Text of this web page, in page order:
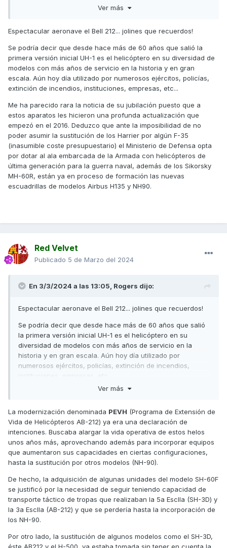
Ver más
Espectacular aeronave el Bell 212... jolines que recuerdos!
Se podría decir que desde hace más de 60 años que salió la
primera versión inicial UH-1 es el helicóptero en su diversidad de
modelos con más años de servicio en la historia y en gran
escala. Aún hoy día utilizado por numerosos ejércitos, policías,
extinción de incendios, instituciones, empresas, etc...
Me ha parecido rara la noticia de su jubilación puesto que a
estos aparatos les hicieron una profunda actualización que
empezó en el 2016. Deduzco que ante la imposibilidad de no
poder asumir la sustitución de los Harrier por algún F-35
(inasumible coste presupuestario) el Ministerio de Defensa opta
por dotar al ala embarcada de la Armada con helicópteros de
última generación para la guerra naval, además de los Sikorsky
MH-60R, están ya en proceso de formación las nuevas
escuadrillas de modelos Airbus H135 y NH90.
Red Velvet
Publicado 5 de Marzo del 2024
En 3/3/2024 a las 13:05, Rogers dijo:
Espectacular aeronave el Bell 212... jolines que recuerdos!
Se podría decir que desde hace más de 60 años que salió
la primera versión inicial UH-1 es el helicóptero en su
diversidad de modelos con más años de servicio en la
historia y en gran escala. Aún hoy día utilizado por
numerosos ejércitos, policías, extinción de incendios,
Me ha parecido rara la noticia de su jubilación puesto que a
empezó en el 2016. Deduzco que ante la imposibilidad de
no poder asumir la sustitución de los Harrier por algún F-35
(inasumible coste presupuestario) el Ministerio de Defensa
opta por dotar al ala embarcada de la Armada con
helicópteros de última generación para la guerra naval,
además de los Sikorsky MH-60R, están ya en proceso de
y NH90.
Ver más
La modernización denominada PEVH (Programa de Extensión de
Vida de Helicópteros AB-212) ya era una declaración de
intenciones. Buscaba alargar la vida operativa de estos helos
unos años más, aprovechando además para incorporar equipos
que aumentaron sus capacidades en ciertas configuraciones,
hasta la sustitución por otros modelos (NH-90).
De hecho, la adquisición de algunas unidades del modelo SH-60F
se justificó por la necesidad de seguir teniendo capacidad de
transporte táctico de tropas que realizaban la 5a Esclla (SH-3D) y
la 3a Esclla (AB-212) y que se perdería hasta la incorporación de
los NH-90.
Por otro lado, la sustitución de algunos modelos como el SH-3D,